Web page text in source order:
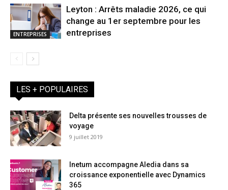
ENTREPRISES
Leyton : Arrêts maladie 2026, ce qui
change au 1er septembre pour les
entreprises
LES + POPULAIRES
Delta présente ses nouvelles trousses de
voyage
9 juillet 2019
Inetum accompagne Aledia dans sa
croissance exponentielle avec Dynamics
365